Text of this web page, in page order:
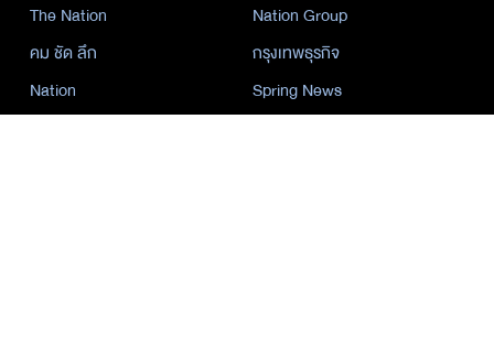
The Nation
Nation Group
คม ชัด ลึก
กรุงเทพธุรกิจ
Nation
Spring News